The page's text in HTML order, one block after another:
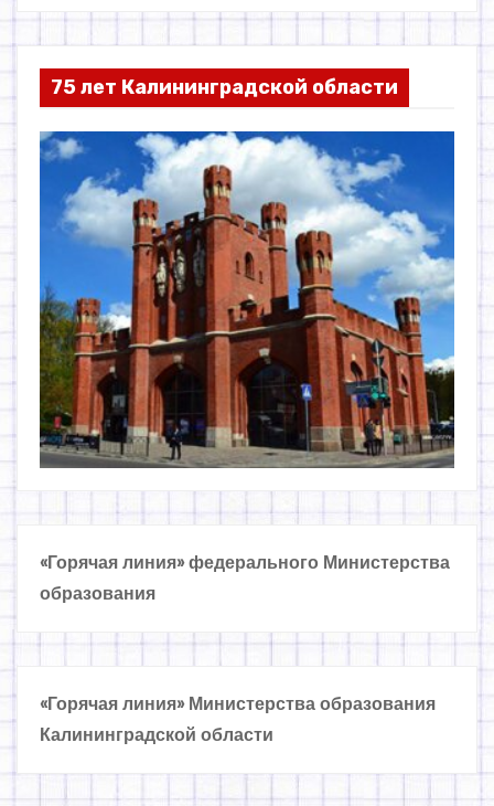
75 лет Калининградской области
«Горячая линия» федерального Министерства
образования
«Горячая линия» Министерства образования
Калининградской области